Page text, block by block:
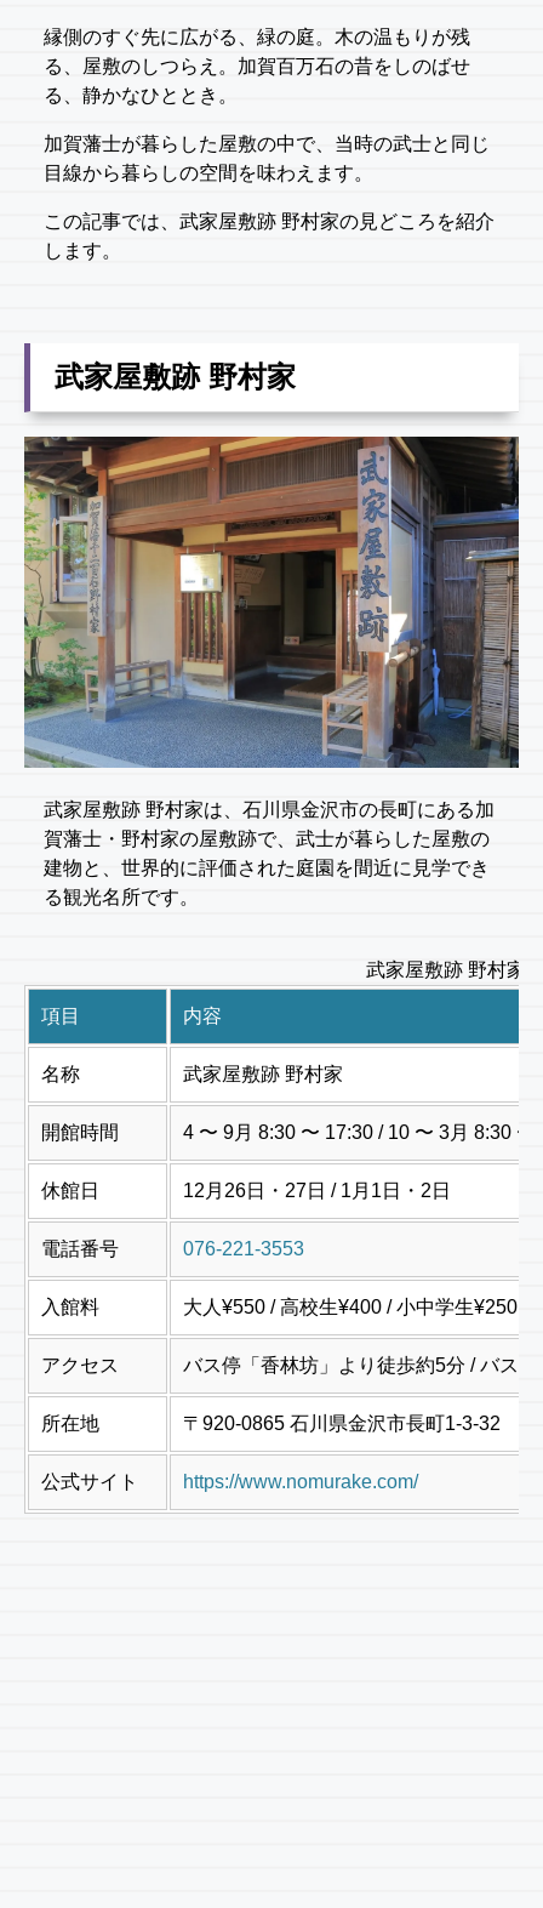
縁側のすぐ先に広がる、緑の庭。木の温もりが残
る、屋敷のしつらえ。加賀百万石の昔をしのばせ
る、静かなひととき。
加賀藩士が暮らした屋敷の中で、当時の武士と同じ
目線から暮らしの空間を味わえます。
この記事では、武家屋敷跡 野村家の見どころを紹介
します。
武家屋敷跡 野村家
武家屋敷跡 野村家は、石川県金沢市の長町にある加
賀藩士・野村家の屋敷跡で、武士が暮らした屋敷の
建物と、世界的に評価された庭園を間近に見学でき
る観光名所です。
武家屋敷跡 野村家
項目 内容
名称 武家屋敷跡 野村家
開館時間 4 〜 9月 8:30 〜 17:30 / 10 〜 3月 8:30
休館日 12月26日・27日 / 1月1日・2日
電話番号 076-221-3553
入館料 大人¥550 / 高校生¥400 / 小中学生¥250
アクセス バス停「香林坊」より徒歩約5分 / バス
所在地 〒920-0865 石川県金沢市長町1-3-32
公式サイト https://www.nomurake.com/